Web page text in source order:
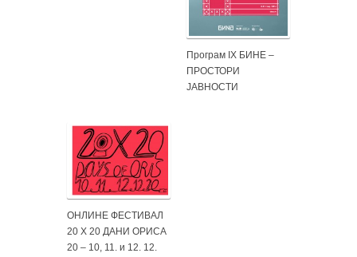
Програм IX БИНЕ –
ПРОСТОРИ
ЈАВНОСТИ
ОНЛИНЕ ФЕСТИВАЛ
20 X 20 ДАНИ ОРИСА
20 – 10, 11. и 12. 12.